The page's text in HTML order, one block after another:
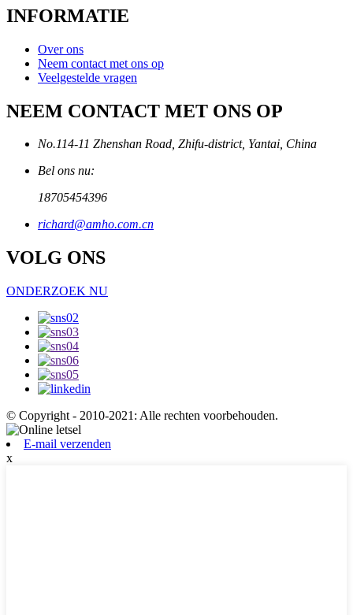
INFORMATIE
Over ons
Neem contact met ons op
Veelgestelde vragen
NEEM CONTACT MET ONS OP
No.114-11 Zhenshan Road, Zhifu-district, Yantai, China
Bel ons nu:
18705454396
richard@amho.com.cn
VOLG ONS
ONDERZOEK NU
© Copyright - 2010-2021: Alle rechten voorbehouden.
E-mail verzenden
x